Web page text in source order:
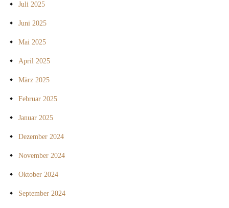
Juli 2025
Juni 2025
Mai 2025
April 2025
März 2025
Februar 2025
Januar 2025
Dezember 2024
November 2024
Oktober 2024
September 2024